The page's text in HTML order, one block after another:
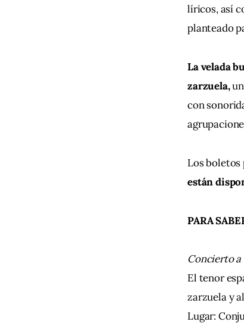
líricos, así
planteado
La velada
zarzuela, un
con
Los boletos
están
PARA
Concierto a
El tenor
zarzuela y
Lugar: